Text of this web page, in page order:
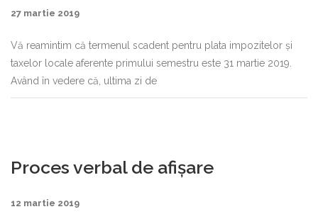
27 martie 2019
Vă reamintim că termenul scadent pentru plata impozitelor şi
taxelor locale aferente primului semestru este 31 martie 2019.
Având în vedere că, ultima zi de
Proces verbal de afișare
12 martie 2019